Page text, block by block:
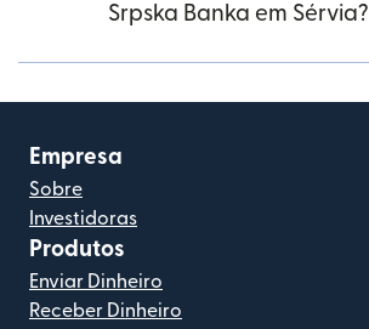
Srpska Banka em Sérvia?
Empresa
Sobre
Investidoras
Produtos
Enviar Dinheiro
Receber Dinheiro